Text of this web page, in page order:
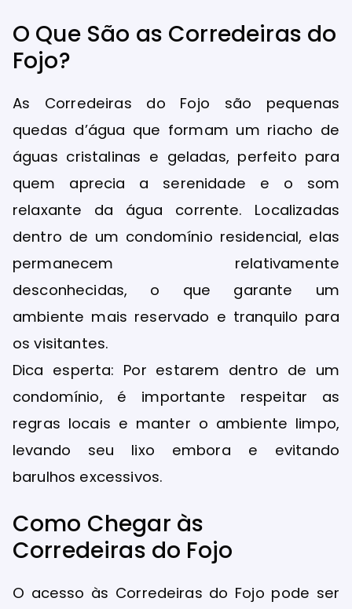
O Que São as Corredeiras do
Fojo?
As Corredeiras do Fojo são pequenas
quedas d’água que formam um riacho de
águas cristalinas e geladas, perfeito para
quem aprecia a serenidade e o som
relaxante da água corrente. Localizadas
dentro de um condomínio residencial, elas
permanecem relativamente
desconhecidas, o que garante um
ambiente mais reservado e tranquilo para
os visitantes.
Dica esperta: Por estarem dentro de um
condomínio, é importante respeitar as
regras locais e manter o ambiente limpo,
levando seu lixo embora e evitando
barulhos excessivos.
Como Chegar às
Corredeiras do Fojo
O acesso às Corredeiras do Fojo pode ser